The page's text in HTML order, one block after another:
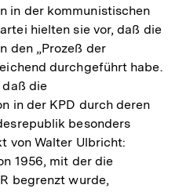
in der kommunistischen
hielten sie vor, daß die
den „Prozeß der
durchgeführt habe.
die
in der KPD durch deren
besonders
von Walter Ulbricht:
1956, mit der die
begrenzt wurde,